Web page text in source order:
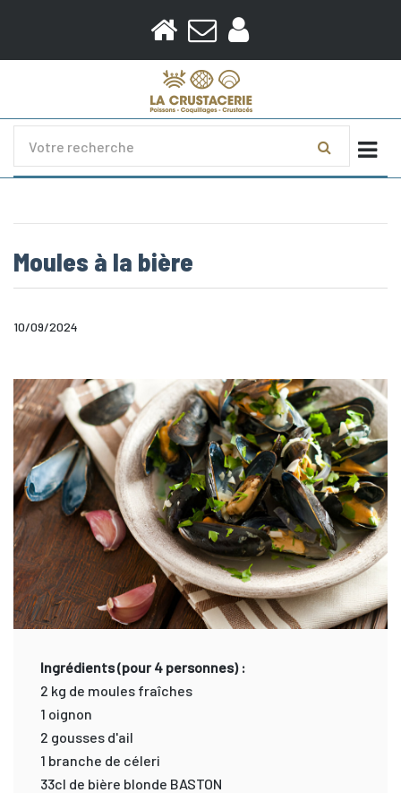
Moules à la bière
10/09/2024
Ingrédients (pour 4 personnes) :
2 kg de moules fraîches
1 oignon
2 gousses d'ail
1 branche de céleri
33cl de bière blonde BASTON